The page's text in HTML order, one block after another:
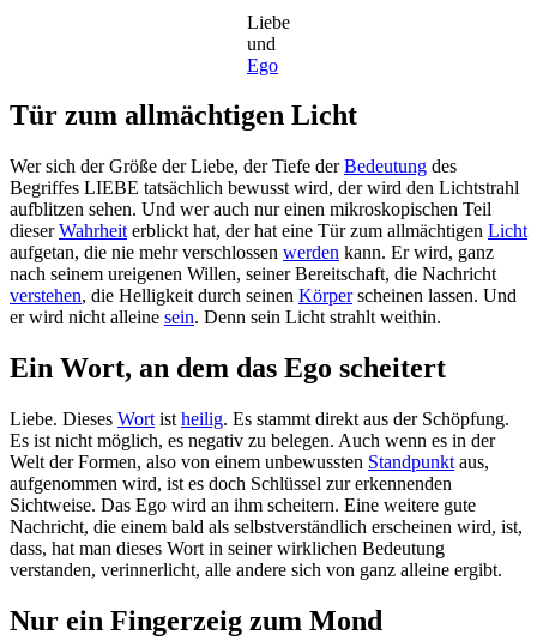
Liebe
und
Ego
Tür zum allmächtigen Licht
Wer sich der Größe der Liebe, der Tiefe derBedeutung des
Begriffes LIEBE tatsächlich bewusst wird, der wird den Lichtstrahl
aufblitzen sehen. Und wer auch nur einen mikroskopischen Teil
dieserWahrheit erblickt hat, der hat eine Tür zum allmächtigen Licht
aufgetan, die nie mehr verschlossen werden kann. Er wird, ganz
nach seinem ureigenen Willen, seiner Bereitschaft, die Nachricht
verstehen, die Helligkeit durch seinen Körperscheinen lassen. Und
er wird nicht alleine sein. Denn sein Licht strahlt weithin.
Ein Wort, an dem das Ego scheitert
Liebe. Dieses Wort ist heilig. Es stammt direkt aus der Schöpfung.
Es ist nicht möglich, es negativ zu belegen. Auch wenn es in der
Welt der Formen, also von einem unbewussten Standpunkt aus,
aufgenommen wird, ist es doch Schlüssel zur erkennenden
Sichtweise. Das Ego wird an ihm scheitern. Eine weitere gute
Nachricht, die einem bald als selbstverständlich erscheinen wird, ist,
dass, hat man dieses Wort in seiner wirklichen Bedeutung
verstanden, verinnerlicht, alle andere sich von ganz alleine ergibt.
Nur ein Fingerzeig zum Mond